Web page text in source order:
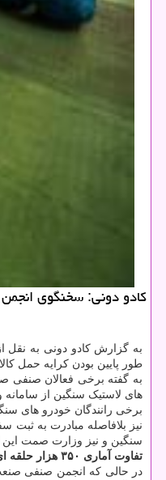
کادو دونی: سخنگوی
به گزارش کادو دونی به نقل
طور پایین بودن کرایه حمل
به گفته برخی فعالان صنفی صنعت حمل و نقل
های لاستیک سنگین از سامانه
برخی رانندگان خودرو های
نیز بلافاصله مبادرت به
سنگین و نیز وزارت صمت این
تفاوت آماری ۳۵۰ هزار حلقه ای سازمان راهداری با انجمن تایر درباب تولید داخل لاستیک سنگین